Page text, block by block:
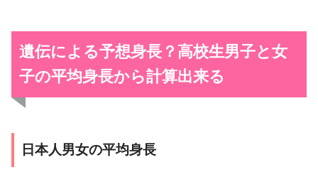
遺伝による予想身長？高校生男子と女
子の平均身長から計算出来る
日本人男女の平均身長